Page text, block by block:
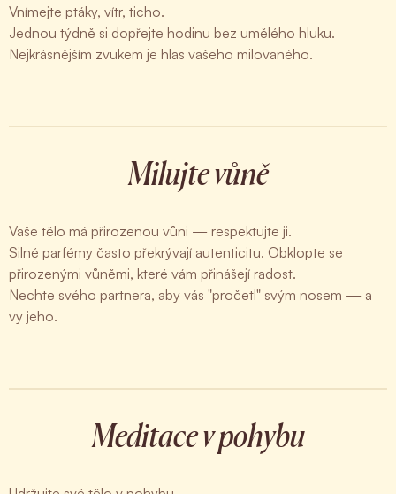
Vnímejte ptáky, vítr, ticho.
Jednou týdně si dopřejte hodinu bez umělého hluku.
Nejkrásnějším zvukem je hlas vašeho milovaného.
Milujte vůně
Vaše tělo má přirozenou vůni — respektujte ji.
Silné parfémy často překrývají autenticitu. Obklopte se
přirozenými vůněmi, které vám přinášejí radost.
Nechte svého partnera, aby vás "pročetl" svým nosem — a
vy jeho.
Meditace v pohybu